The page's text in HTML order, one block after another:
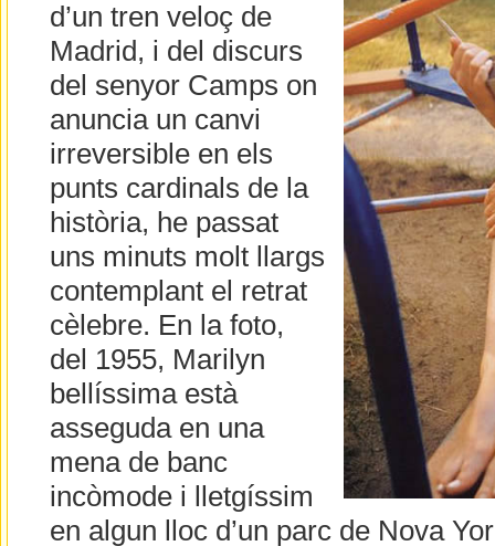
d’un tren veloç de
Madrid, i del discurs
del senyor Camps on
anuncia un canvi
irreversible en els
punts cardinals de la
història, he passat
uns minuts molt llargs
contemplant el retrat
cèlebre. En la foto,
del 1955, Marilyn
bellíssima està
asseguda en una
mena de banc
incòmode i lletgíssim
en algun lloc d’un parc de Nova